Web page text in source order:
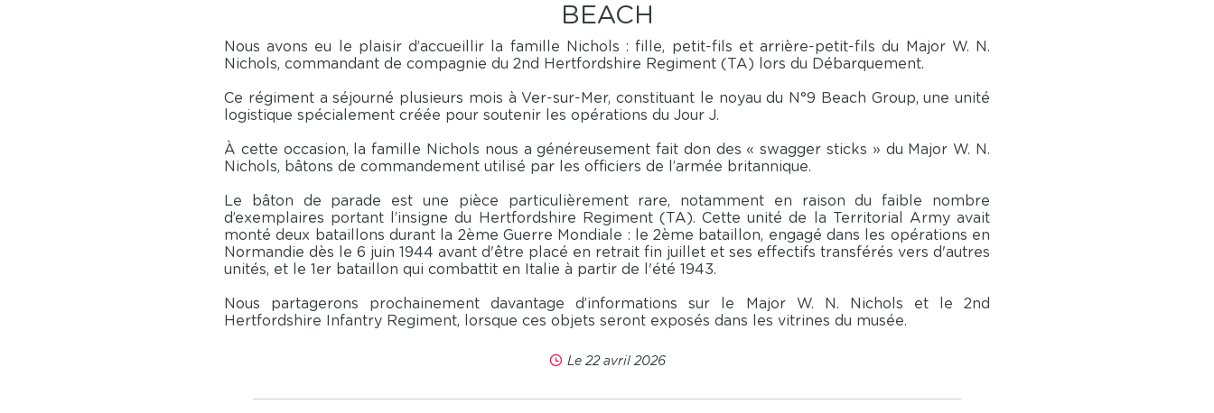
BEACH
Nous avons eu le plaisir d’accueillir la famille Nichols : fille, petit-fils et arrière-petit-fils du Major W. N.
Nichols, commandant de compagnie du 2nd Hertfordshire Regiment (TA) lors du Débarquement.
Ce régiment a séjourné plusieurs mois à Ver-sur-Mer, constituant le noyau du N°9 Beach Group, une unité
logistique spécialement créée pour soutenir les opérations du Jour J.
À cette occasion, la famille Nichols nous a généreusement fait don des « swagger sticks » du Major W. N.
Nichols, bâtons de commandement utilisé par les officiers de l’armée britannique.
Le bâton de parade est une pièce particulièrement rare, notamment en raison du faible nombre
d’exemplaires portant l’insigne du Hertfordshire Regiment (TA). Cette unité de la Territorial Army avait
monté deux bataillons durant la 2ème Guerre Mondiale : le 2ème bataillon, engagé dans les opérations en
Normandie dès le 6 juin 1944 avant d'être placé en retrait fin juillet et ses effectifs transférés vers d'autres
unités, et le 1er bataillon qui combattit en Italie à partir de l'été 1943.
Nous partagerons prochainement davantage d’informations sur le Major W. N. Nichols et le 2nd
Hertfordshire Infantry Regiment, lorsque ces objets seront exposés dans les vitrines du musée.
Le 22 avril 2026